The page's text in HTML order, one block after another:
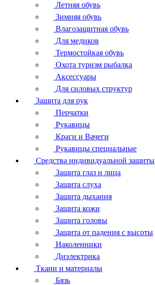
Летняя обувь
Зимняя обувь
Влагозащитная обувь
Для медиков
Термостойкая обувь
Охота туризм рыбалка
Аксессуары
Для силовых структур
Защита для рук
Перчатки
Рукавицы
Краги и Вачеги
Рукавицы специальные
Средства индивидуальной защиты
Защита глаз и лица
Защита слуха
Защита дыхания
Защита кожи
Защита головы
Защита от падения с высоты
Наколенники
Диэлектрика
Ткани и материалы
Бязь